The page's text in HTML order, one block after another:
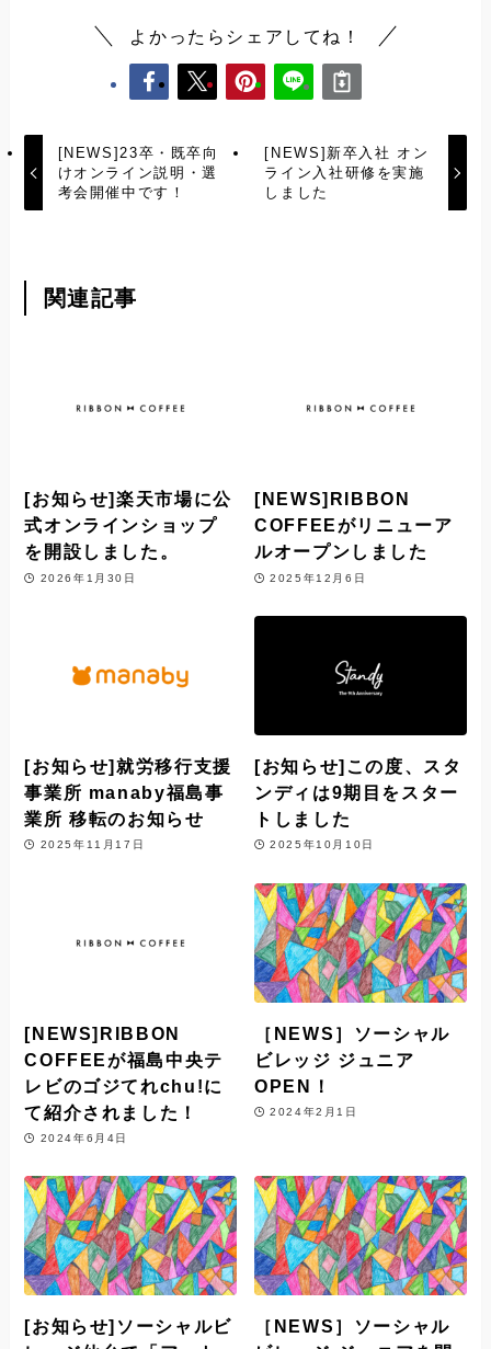
よかったらシェアしてね！
[NEWS]23卒・既卒向
けオンライン説明・選
考会開催中です！
[NEWS]新卒入社 オン
ライン入社研修を実施
しました
関連記事
[お知らせ]楽天市場に公
式オンラインショップ
を開設しました。
2026年1月30日
[NEWS]RIBBON
COFFEEがリニューア
ルオープンしました
2025年12月6日
[お知らせ]就労移行支援
事業所 manaby福島事
業所 移転のお知らせ
2025年11月17日
[お知らせ]この度、スタ
ンディは9期目をスター
トしました
2025年10月10日
[NEWS]RIBBON
COFFEEが福島中央テ
レビのゴジてれchu!に
て紹介されました！
2024年6月4日
［NEWS］ソーシャル
ビレッジ ジュニア
OPEN！
2024年2月1日
[お知らせ]ソーシャルビ
［NEWS］ソーシャル